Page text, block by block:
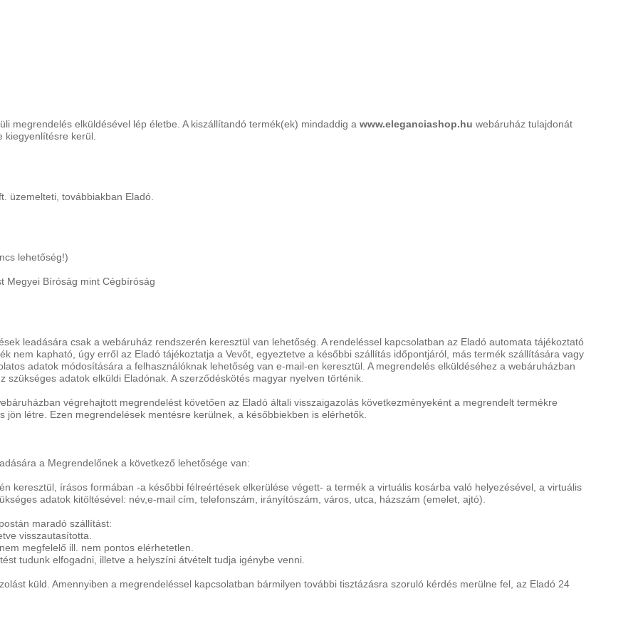
megrendelés elküldésével lép életbe. A kiszállítandó termék(ek) mindaddig a www.eleganciashop.hu webáruház tulajdonát
kerül.
üzemelteti, továbbiakban Eladó.
lehetőség!)
Megyei Bíróság mint Cégbíróság
leadására csak a webáruház rendszerén keresztül van lehetőség. A rendeléssel kapcsolatban az Eladó automata tájékoztató
nem kapható, úgy erről az Eladó tájékoztatja a Vevőt, egyeztetve a későbbi szállítás időpontjáról, más termék szállítására vagy
adatok módosítására a felhasználóknak lehetőség van e-mail-en keresztül. A megrendelés elküldéséhez a webáruházban
adatok elküldi Eladónak. A szerződéskötés magyar nyelven történik.
végrehajtott megrendelést követően az Eladó általi visszaigazolás következményeként a megrendelt termékre
létre. Ezen megrendelések mentésre kerülnek, a későbbiekben is elérhetők.
a Megrendelőnek a következő lehetősége van:
keresztül, írásos formában -a későbbi félreértések elkerülése végett- a termék a virtuális kosárba való helyezésével, a virtuális
adatok kitöltésével: név,e-mail cím, telefonszám, irányítószám, város, utca, házszám (emelet, ajtó).
maradó szállítást:
visszautasította.
megfelelő ill. nem pontos elérhetetlen.
tudunk elfogadni, illetve a helyszíni átvételt tudja igénybe venni.
küld. Amennyiben a megrendeléssel kapcsolatban bármilyen további tisztázásra szoruló kérdés merülne fel, az Eladó 24